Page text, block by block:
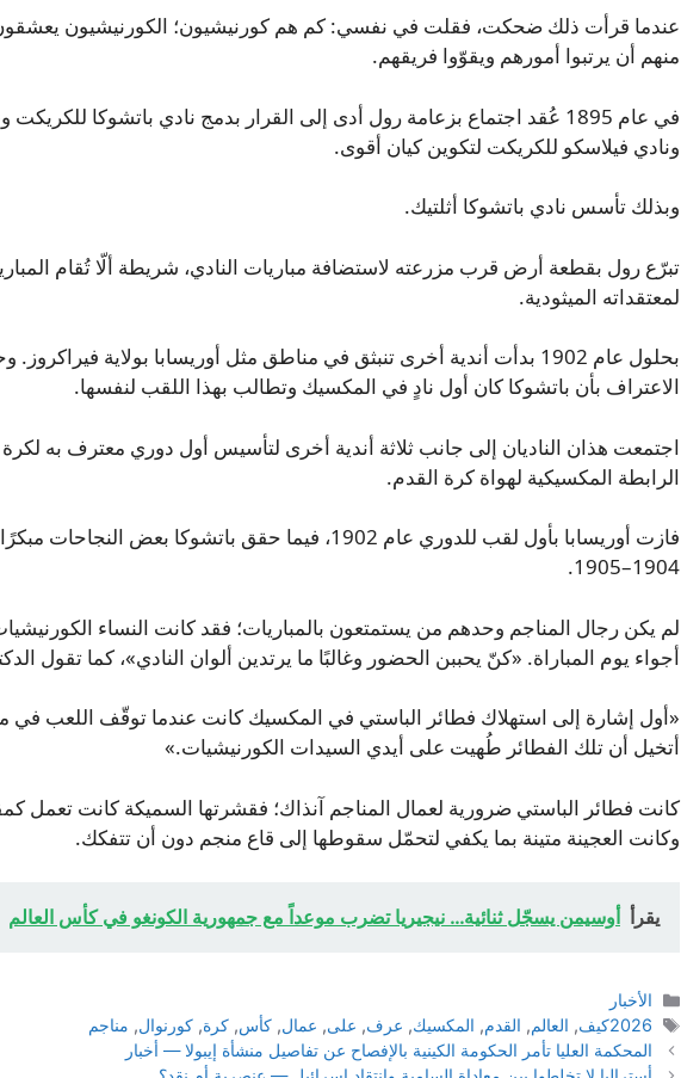
عندما قرأت ذلك ضحكت، فقلت في نفسي: كم هم كورنيشيون؛ الكورنيشيون
منهم أن يرتبوا أمورهم ويقوّوا فريقهم.
في عام 1895 عُقد اجتماع بزعامة رول أدى إلى القرار بدمج نادي باتشوكا
ونادي فيلاسكو للكريكت لتكوين كيان أقوى.
وبذلك تأسس نادي باتشوكا أثلتيك.
تبرّع رول بقطعة أرض قرب مزرعته لاستضافة مباريات النادي، شريطة ألّا تُقام
لمعتقداته الميثودية.
بحلول عام 1902 بدأت أندية أخرى تنبثق في مناطق مثل أوريسابا بولاية
الاعتراف بأن باتشوكا كان أول نادٍ في المكسيك وتطالب بهذا اللقب لنفسها.
اجتمعت هذان الناديان إلى جانب ثلاثة أندية أخرى لتأسيس أول دوري معترف به
الرابطة المكسيكية لهواة كرة القدم.
فازت أوريسابا بأول لقب للدوري عام 1902، فيما حقق باتشوكا بعض
1904–1905.
لم يكن رجال المناجم وحدهم من يستمتعون بالمباريات؛ فقد كانت النساء
أجواء يوم المباراة. «كنّ يحببن الحضور وغالبًا ما يرتدين ألوان النادي»، كما تقول
«أول إشارة إلى استهلاك فطائر الباستي في المكسيك كانت عندما توقّف اللعب في
أتخيل أن تلك الفطائر طُهيت على أيدي السيدات الكورنيشيات.»
كانت فطائر الباستي ضرورية لعمال المناجم آنذاك؛ فقشرتها السميكة كانت تعمل
وكانت العجينة متينة بما يكفي لتحمّل سقوطها إلى قاع منجم دون أن تتفكك.
يقرأ أوسيمن يسجّل ثنائية… نيجيريا تضرب موعداً مع جمهورية الكونغو في كأس العالم
التصنيفات
الأخبار
الوسوم
2026كيف , العالم, القدم, المكسيك, عرف, على, عمال,كأس,كرة,كورنوال, مناجم
المحكمة العليا تأمر الحكومة الكينية بالإفصاح عن تفاصيل منشأة إيبولا — أخبار